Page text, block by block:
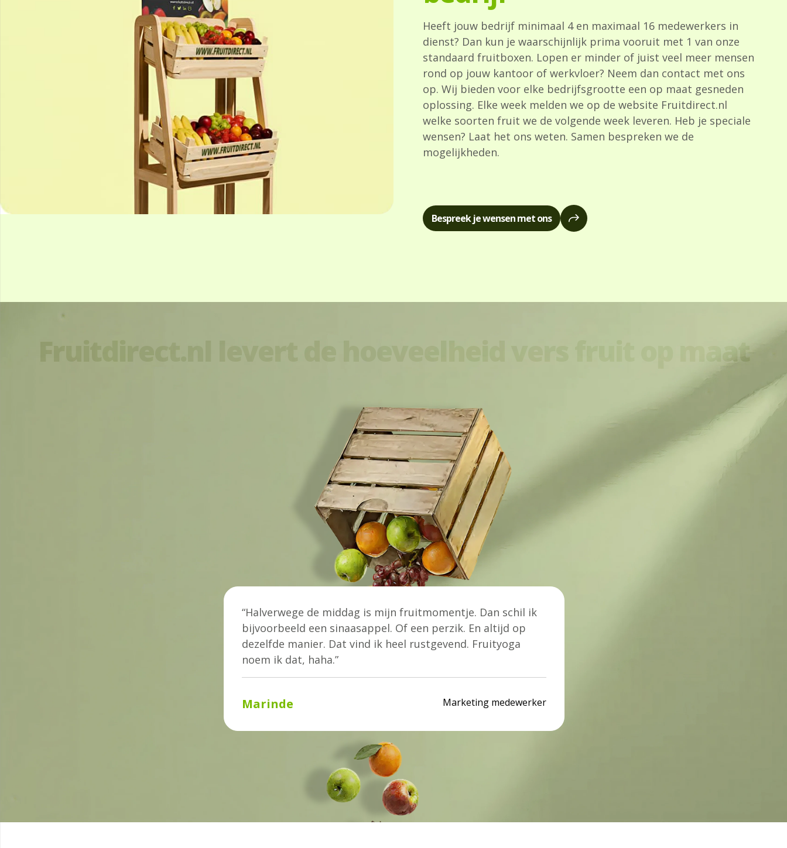
Heeft jouw bedrijf minimaal 4 en maximaal 16 medewerkers in
dienst? Dan kun je waarschijnlijk prima vooruit met 1 van onze
standaard fruitboxen. Lopen er minder of juist veel meer mensen
rond op jouw kantoor of werkvloer? Neem dan contact met ons
op. Wij bieden voor elke bedrijfsgrootte een op maat gesneden
oplossing. Elke week melden we op de website Fruitdirect.nl
welke soorten fruit we de volgende week leveren. Heb je speciale
wensen? Laat het ons weten. Samen bespreken we de
mogelijkheden.
Bespreek je wensen met ons
Fruitdirect.nl levert de hoeveelheid vers fruit op maat
“Halverwege de middag is mijn fruitmomentje. Dan schil ik
bijvoorbeeld een sinaasappel. Of een perzik. En altijd op
dezelfde manier. Dat vind ik heel rustgevend. Fruityoga
noem ik dat, haha.”
Marinde Marketing medewerker